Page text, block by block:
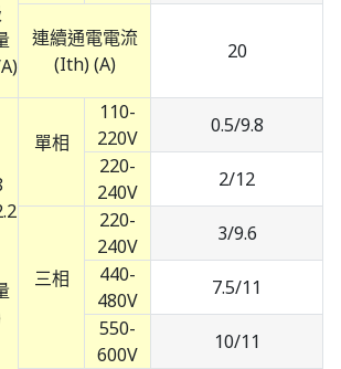
連續通電電流
(Ith) (A)
20
單相
110-
220V
0.5/9.8
220-
240V
2/12
三相
220-
240V
3/9.6
440-
480V
7.5/11
550-
600V
10/11